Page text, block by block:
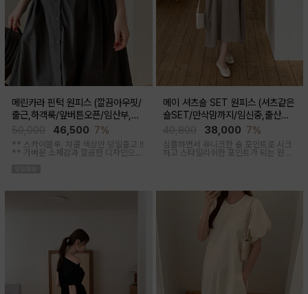
메린카라 핀턱 원피스 (깔끔아우핏/
출근,하객룩/앞버튼오픈/임산부,출
산후 착용가능)46,500 7%
** 스카이블루, 챠콜 색상만 당일출고 !!
** 가벼운 소재감과 깔끔한 디자인으로
메이 셔츠숄 SET 원피스 (셔츠같은
숄SET/만삭맘까지/임신중,출산후
38,000 7%
심플하면서 유니크한 숄 포인트로 시크
하고 스타일리쉬한 포인트가 되는 원피